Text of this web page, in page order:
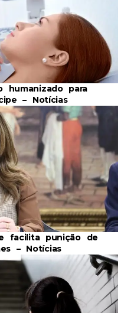
humanizado para
– Notícias
facilita punição de
– Notícias